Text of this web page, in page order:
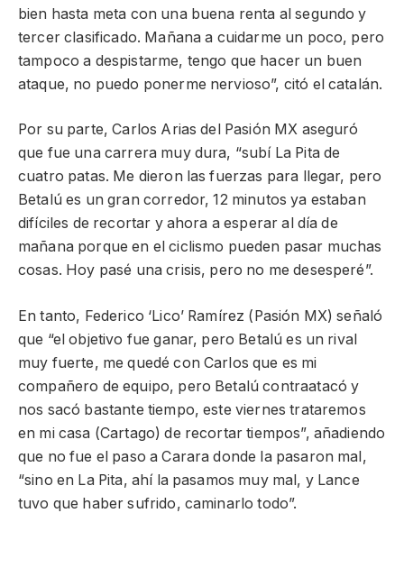
bien hasta meta con una buena renta al segundo y
tercer clasificado. Mañana a cuidarme un poco, pero
tampoco a despistarme, tengo que hacer un buen
ataque, no puedo ponerme nervioso”, citó el catalán.
Por su parte, Carlos Arias del Pasión MX aseguró
que fue una carrera muy dura, “subí La Pita de
cuatro patas. Me dieron las fuerzas para llegar, pero
Betalú es un gran corredor, 12 minutos ya estaban
difíciles de recortar y ahora a esperar al día de
mañana porque en el ciclismo pueden pasar muchas
cosas. Hoy pasé una crisis, pero no me desesperé”.
En tanto, Federico ‘Lico’ Ramírez (Pasión MX) señaló
que “el objetivo fue ganar, pero Betalú es un rival
muy fuerte, me quedé con Carlos que es mi
compañero de equipo, pero Betalú contraatacó y
nos sacó bastante tiempo, este viernes trataremos
en mi casa (Cartago) de recortar tiempos”, añadiendo
que no fue el paso a Carara donde la pasaron mal,
“sino en La Pita, ahí la pasamos muy mal, y Lance
tuvo que haber sufrido, caminarlo todo”.